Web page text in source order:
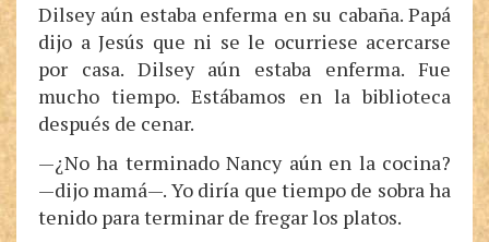
Dilsey aún estaba enferma en su cabaña. Papá
dijo a Jesús que ni se le ocurriese acercarse
por casa. Dilsey aún estaba enferma. Fue
mucho tiempo. Estábamos en la biblioteca
después de cenar.
—¿No ha terminado Nancy aún en la cocina?
—dijo mamá—. Yo diría que tiempo de sobra ha
tenido para terminar de fregar los platos.